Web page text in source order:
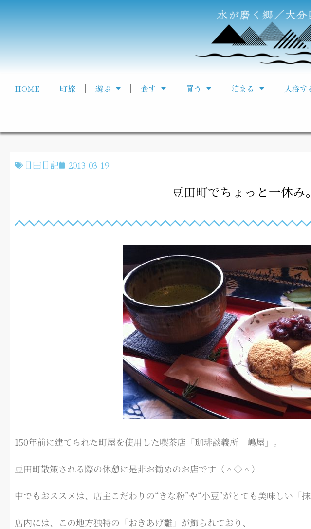
HOME 町旅 遊ぶ 食す 買う 泊まる 入浴す
日田日記 2013-03-19
豆田町でちょっと一休み。
150年前に建てられた町屋を使用した喫茶店「珈琲談義所 嶋屋」。
豆田町散策される際の休憩に是非お勧めのお店です（＾◇＾）
中でもおススメは、店主こだわりの“きな粉”や“小豆”がとても美味しい「
店内には、この地方独特の「おきあげ雛」が飾られており、